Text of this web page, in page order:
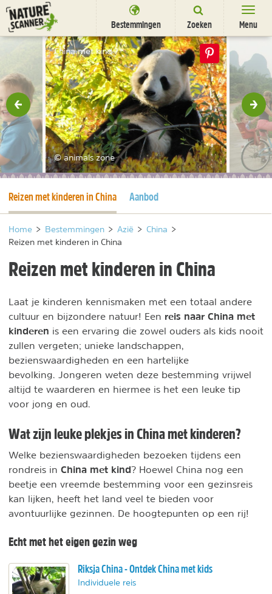
Ga
naar
content
Bestemmingen Zoeken Menu
Bestemmingen
Overnachten
Activiteiten
Natuurparken
Dieren
Nieuwsbrief Uitgelicht
China met kind
© animals zone
Huidige pagina
Reizen met kinderen in China Aanbod
Home > Bestemmingen > Azië > China >
Reizen met kinderen in China
Reizen met kinderen in China
Laat je kinderen kennismaken met een totaal andere
cultuur en bijzondere natuur! Een reis naar China met
kinderen is een ervaring die zowel ouders als kids nooit
zullen vergeten; unieke landschappen,
bezienswaardigheden en een hartelijke
bevolking. Jongeren weten deze bestemming vrijwel
altijd te waarderen en hiermee is het een leuke tip
voor jong en oud.
Wat zijn leuke plekjes in China met kinderen?
Welke bezienswaardigheden bezoeken tijdens een
rondreis in China met kind? Hoewel China nog een
beetje een vreemde bestemming voor een gezinsreis
kan lijken, heeft het land veel te bieden voor
avontuurlijke gezinnen. De hoogtepunten op een rij!
Echt met het eigen gezin weg
Riksja China - Ontdek China met kids
Individuele reis